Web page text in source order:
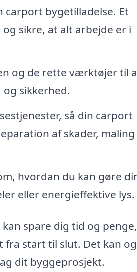
bygetilladelse. Et
sikre, at alt arbejde er i
og de rette værktøjer til
sikkerhed.
så din carport
af skader, maling
hvordan du kan gøre
eller energieffektive lys.
spare dig tid og penge,
start til slut. Det kan
dit byggeprosjekt.